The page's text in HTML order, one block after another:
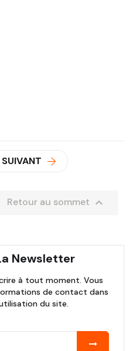
SUIVANT
Retour au sommet 
Newsletter
à tout moment. Vous
de contact dans
du site.